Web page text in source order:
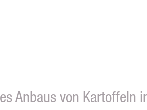
Anbaus von Kartoffeln